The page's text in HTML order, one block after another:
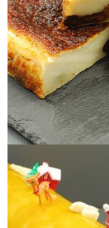
RETO
TOD@S: FAR
DE CIRUELAS
CON